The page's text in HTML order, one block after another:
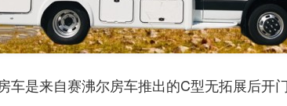
车是来自赛沸尔房车推出的C型无拓展后开
佳乐金旅考斯特